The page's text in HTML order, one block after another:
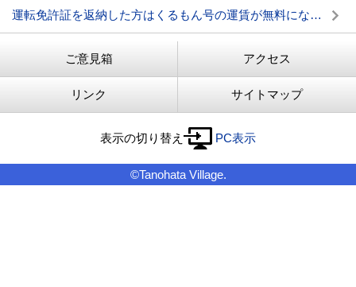
運転免許証を返納した方はくるもん号の運賃が無料になります
ご意見箱 アクセス
リンク サイトマップ
表示の切り替え PC表示
©Tanohata Village.